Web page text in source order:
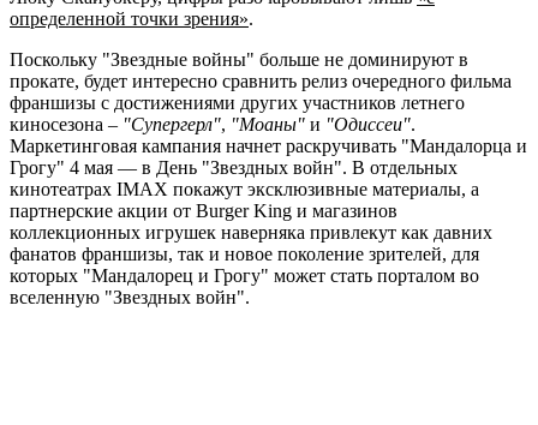
определенной точки зрения».
Поскольку "Звездные войны" больше не доминируют в
прокате, будет интересно сравнить релиз очередного фильма
франшизы с достижениями других участников летнего
киносезона – "Супергерл", "Моаны" и "Одиссеи".
Маркетинговая кампания начнет раскручивать "Мандалорца и
Грогу" 4 мая — в День "Звездных войн". В отдельных
кинотеатрах IMAX покажут эксклюзивные материалы, а
партнерские акции от Burger King и магазинов
коллекционных игрушек наверняка привлекут как давних
фанатов франшизы, так и новое поколение зрителей, для
которых "Мандалорец и Грогу" может стать порталом во
вселенную "Звездных войн".